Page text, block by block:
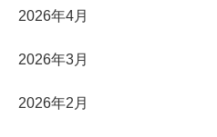
2026年4月
2026年3月
2026年2月